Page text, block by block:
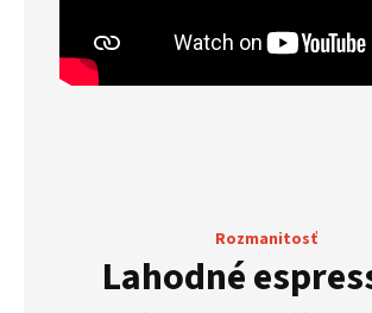
Rozmanitosť
Lahodné